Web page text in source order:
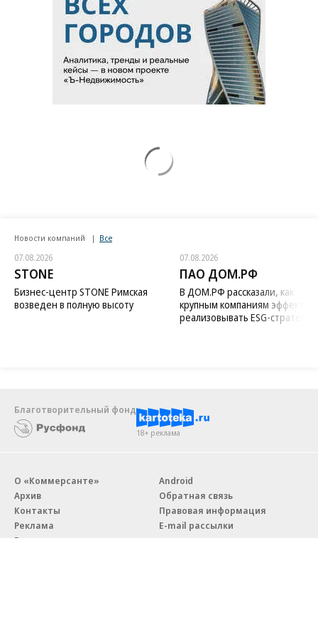
Новости компаний Все
07.08.2026
STONE
Бизнес-центр STONE Римская
возведен в полную высоту
07.08.2026
ПАО ДОМ.РФ
В ДОМ.РФ рассказали, как
крупным компаниям
реализовывать ESG-стратегию
Благотворительный фонд
18+ реклама
О «Коммерсанте»
Архив
Контакты
Реклама
Вакансии
Android
Обратная связь
Правовая информация
E-mail рассылки